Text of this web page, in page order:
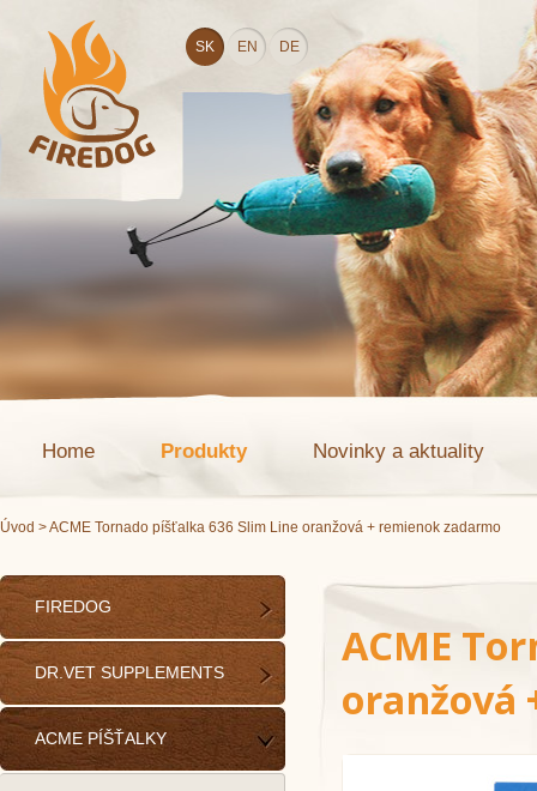
SK EN DE
Home Produkty Novinky a aktuality
Úvod > ACME Tornado píšťalka 636 Slim Line oranžová + remienok zadarmo
FIREDOG
DR.VET SUPPLEMENTS
ACME PÍŠŤALKY
ACME
oranžová